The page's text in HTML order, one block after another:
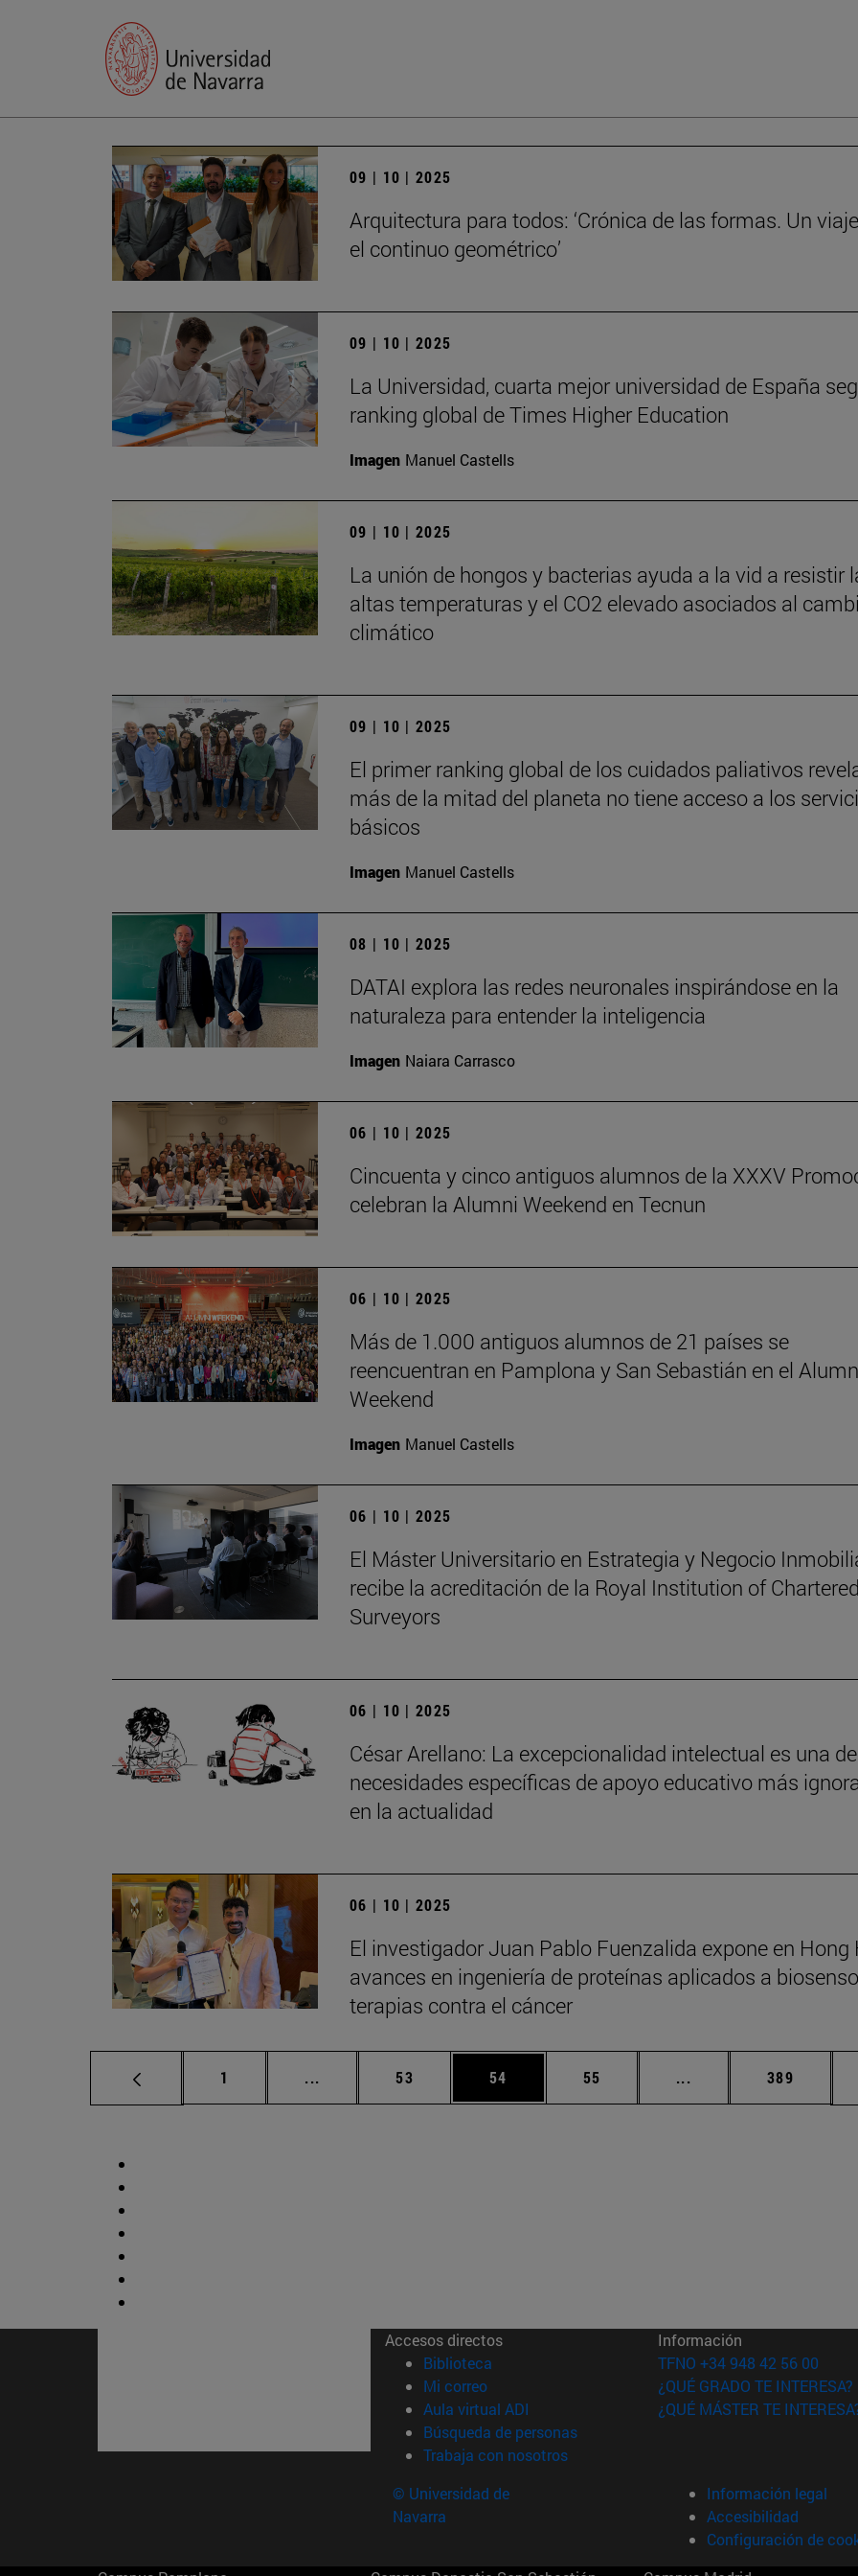
09 | 10 | 2025
Arquitectura para todos: ‘Crónica de las formas. Un
el continuo geométrico’
09 | 10 | 2025
La Universidad, cuarta mejor universidad de España
ranking global de Times Higher Education
Imagen Manuel Castells
09 | 10 | 2025
La unión de hongos y bacterias ayuda a la vid a resistir
altas temperaturas y el CO2 elevado asociados al
climático
09 | 10 | 2025
El primer ranking global de los cuidados paliativos
más de la mitad del planeta no tiene acceso a los
básicos
Imagen Manuel Castells
08 | 10 | 2025
DATAI explora las redes neuronales inspirándose en la
naturaleza para entender la inteligencia
Imagen Naiara Carrasco
06 | 10 | 2025
Cincuenta y cinco antiguos alumnos de la XXXV
celebran la Alumni Weekend en Tecnun
06 | 10 | 2025
Más de 1.000 antiguos alumnos de 21 países se
reencuentran en Pamplona y San Sebastián en el
Weekend
Imagen Manuel Castells
06 | 10 | 2025
El Máster Universitario en Estrategia y Negocio
recibe la acreditación de la Royal Institution of
Surveyors
06 | 10 | 2025
César Arellano: La excepcionalidad intelectual es una
necesidades específicas de apoyo educativo más
en la actualidad
06 | 10 | 2025
El investigador Juan Pablo Fuenzalida expone en Hong
avances en ingeniería de proteínas aplicados a
terapias contra el cáncer
Página
1 ... Páginas intermedias Use TAB para desplazarse.
Página
53 Página
54 Página
55 ... Páginas intermedias
Página
389
Accesos directos
Biblioteca (abre en nueva ventana)
Mi correo(abre en nueva ventana)
Aula virtual ADI (abre en nueva ventana)
Búsqueda de personas(abre en nueva ventana)
Trabaja con nosotros(abre en nueva ventana)
Información
TFNO +34 948 42 56 00
¿QUÉ GRADO TE INTERESA?
¿QUÉ MÁSTER TE
© Universidad de
Navarra
Información legal
Accesibilidad
Configuración de